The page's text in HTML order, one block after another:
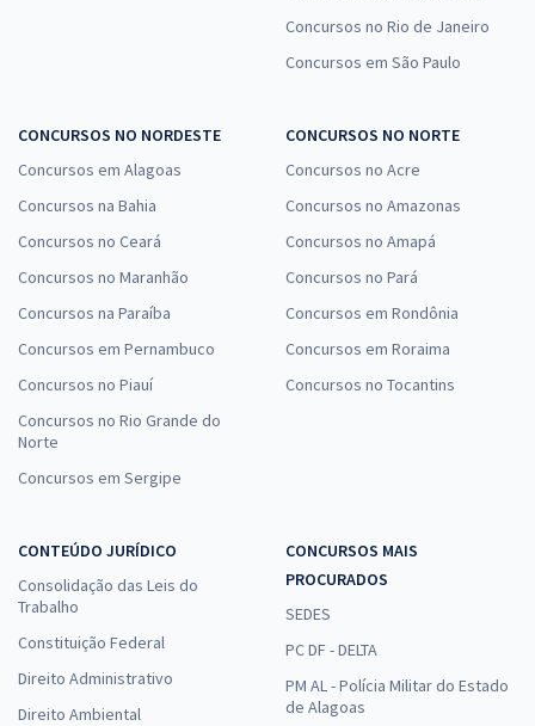
Concursos no Rio de Janeiro
Concursos em São Paulo
CONCURSOS NO NORDESTE
Concursos em Alagoas
Concursos na Bahia
Concursos no Ceará
Concursos no Maranhão
Concursos na Paraíba
Concursos em Pernambuco
Concursos no Piauí
Concursos no Rio Grande do
Norte
Concursos em Sergipe
CONCURSOS NO NORTE
Concursos no Acre
Concursos no Amazonas
Concursos no Amapá
Concursos no Pará
Concursos em Rondônia
Concursos em Roraima
Concursos no Tocantins
CONTEÚDO JURÍDICO
Consolidação das Leis do
Trabalho
Constituição Federal
Direito Administrativo
Direito Ambiental
CONCURSOS MAIS
PROCURADOS
SEDES
PC DF - DELTA
PM AL - Polícia Militar do Estado
de Alagoas